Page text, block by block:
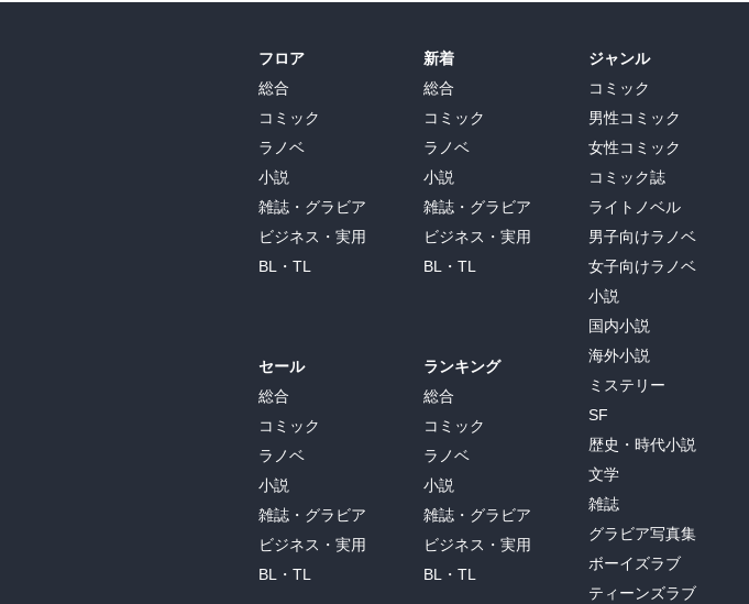
フロア
総合
コミック
ラノベ
小説
雑誌・グラビア
ビジネス・実用
BL・TL
セール
総合
コミック
ラノベ
小説
雑誌・グラビア
ビジネス・実用
BL・TL
新着
総合
コミック
ラノベ
小説
雑誌・グラビア
ビジネス・実用
BL・TL
ランキング
総合
コミック
ラノベ
小説
雑誌・グラビア
ビジネス・実用
BL・TL
ジャンル
コミック
男性コミック
女性コミック
コミック誌
ライトノベル
男子向けラノベ
女子向けラノベ
小説
国内小説
海外小説
ミステリー
SF
歴史・時代小説
文学
雑誌
グラビア写真集
ボーイズラブ
ティーンズラブ